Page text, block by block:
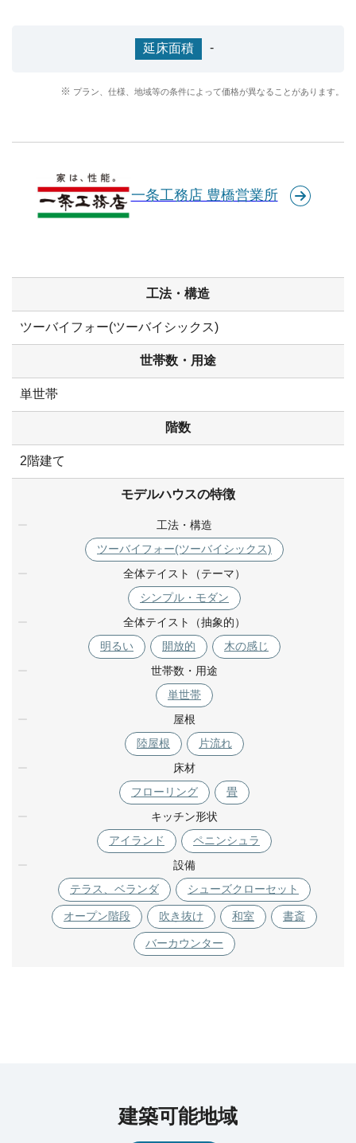
延床面積 -
プラン、仕様、地域等の条件によって価格が異なることがあります。
一条工務店 豊橋営業所
工法・構造
ツーバイフォー(ツーバイシックス)
世帯数・用途
単世帯
階数
2階建て
モデルハウスの特徴
工法・構造
ツーバイフォー(ツーバイシックス)
全体テイスト（テーマ）
シンプル・モダン
全体テイスト（抽象的）
明るい
開放的
木の感じ
世帯数・用途
単世帯
屋根
陸屋根
片流れ
床材
フローリング
畳
キッチン形状
アイランド
ペニンシュラ
設備
テラス、ベランダ
シューズクローセット
オープン階段 吹き抜け 和室 書斎
バーカウンター
建築可能地域